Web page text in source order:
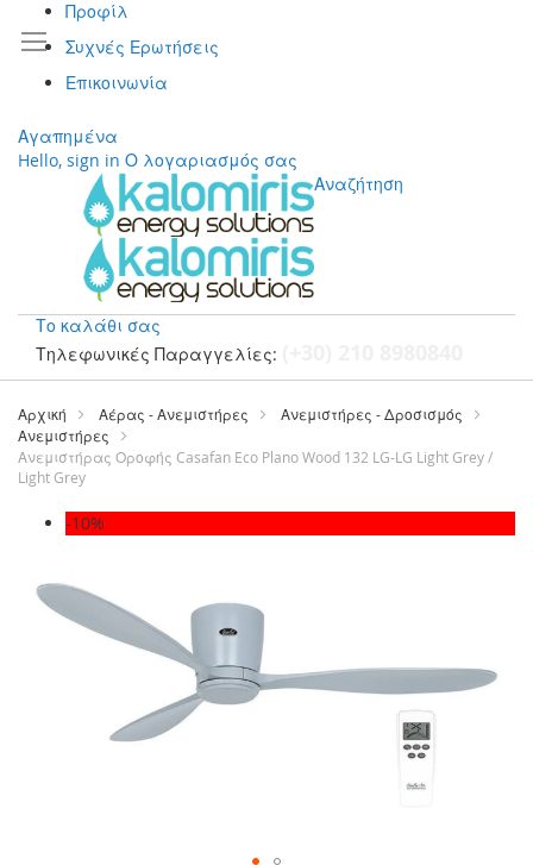
Προφίλ
Συχνές Ερωτήσεις
Επικοινωνία
Αγαπημένα
Hello, sign in Ο λογαριασμός σας
Αναζήτηση
Το καλάθι σας
Τηλεφωνικές Παραγγελίες:
Μετάβαση
περιεχόμενο
Αρχική Αέρας - Ανεμιστήρες
Ανεμιστήρες - Δροσισμός
Ανεμιστήρες
Ανεμιστήρας Οροφής Casafan Eco Plano Wood 132 LG-LG Light Grey /
Light Grey
Μετάβαση
της
συλλογής
-10%